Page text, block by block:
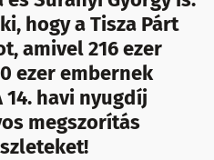
hogy a Tisza Párt
amivel 216 ezer
ezer embernek
14. havi nyugdíj
megszorítás